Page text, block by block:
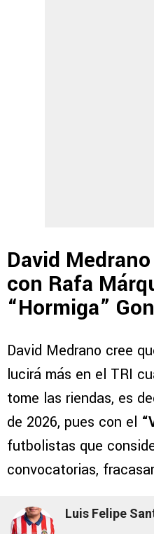
David
con Rafa
“Hormiga”
David Medrano cree
lucirá más en el TRI
tome las riendas, es
de 2026, pues con el
futbolistas que
convocatorias,
Luis Felipe